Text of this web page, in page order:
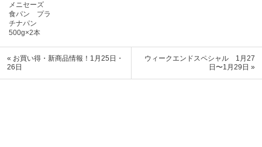
メニセーズ
食パン プラ
チナパン
500g×2本
« お買い得・新商品情報！1月25日・
26日
ウィークエンドスペシャル 1月27
日〜1月29日 »